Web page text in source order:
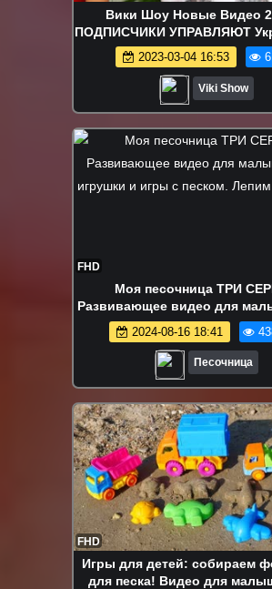
Вики Шоу Новые Видео
ПОДПИСЧИКИ УПРАВЛЯЮТ
Нашей Ёлки У Вики Новый
Друг Ризмо / Вики
2023-03-04 16:53
Viki Show
FHD
Моя песочница ТРИ
Развивающее видео для
игрушки и игры с песком.
куличики!
2024-08-16 18:41
Песочница
FHD
Игры для детей: собираем
для песка! Видео для